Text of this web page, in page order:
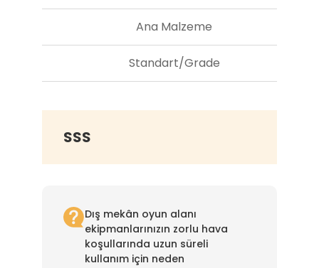
Ana Malzeme
Standart/Grade
SSS
Dış mekân oyun alanı
ekipmanlarınızın zorlu hava
koşullarında uzun süreli
kullanım için neden